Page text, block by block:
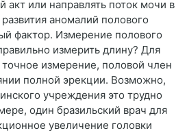
акт или направлять поток мочи в
аномалий полового
фактор. Измерение полового
измерить длину? Для
измерение, половой член
полной эрекции. Возможно,
учреждения это трудно
один бразильский врач для
увеличение головки